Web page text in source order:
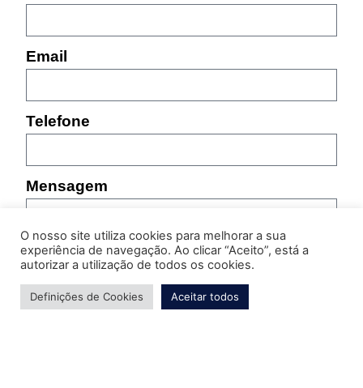
O nosso site utiliza cookies para melhorar a sua
experiência de navegação. Ao clicar “Aceito”, está a
autorizar a utilização de todos os cookies.
Definições de Cookies Aceitar todos
Email
Telefone
Mensagem
Por favor, indique as características do produto sobre